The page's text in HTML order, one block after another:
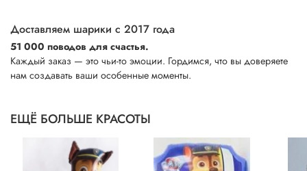
Доставляем шарики с 2017 года
51 000 поводов для счастья.
Каждый заказ — это чьи-то эмоции. Гордимся, что вы доверяете
нам создавать ваши особенные моменты.
ЕЩЁ БОЛЬШЕ КРАСОТЫ